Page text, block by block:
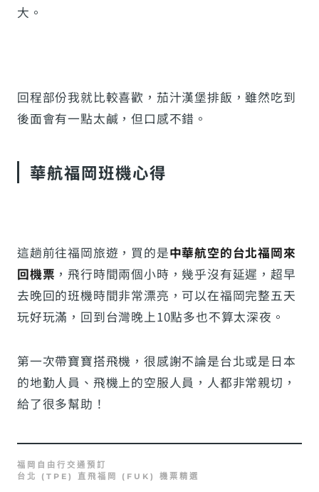
大。
回程部份我就比較喜歡，茄汁漢堡排飯，雖然吃到
後面會有一點太鹹，但口感不錯。
華航福岡班機心得
這趟前往福岡旅遊，買的是中華航空的台北福岡來
回機票 ，飛行時間兩個小時，幾乎沒有延遲，超早
去晚回的班機時間非常漂亮，可以在福岡完整五天
玩好玩滿，回到台灣晚上10點多也不算太深夜。
第一次帶寶寶搭飛機，很感謝不論是台北或是日本
的地勤人員、飛機上的空服人員，人都非常親切，
給了很多幫助！
福岡自由行交通預訂
台北 (TPE) 直飛福岡 (FUK) 機票精選